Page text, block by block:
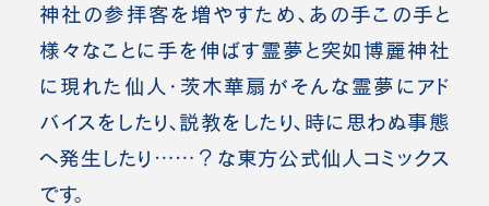
神社の参拝客を増やすため、あの手この手と
様々なことに手を伸ばす霊夢と突如博麗神社
に現れた仙人・茨木華扇がそんな霊夢にアド
バイスをしたり、説教をしたり、時に思わぬ事態
へ発生したり……？な東方公式仙人コミックス
です。